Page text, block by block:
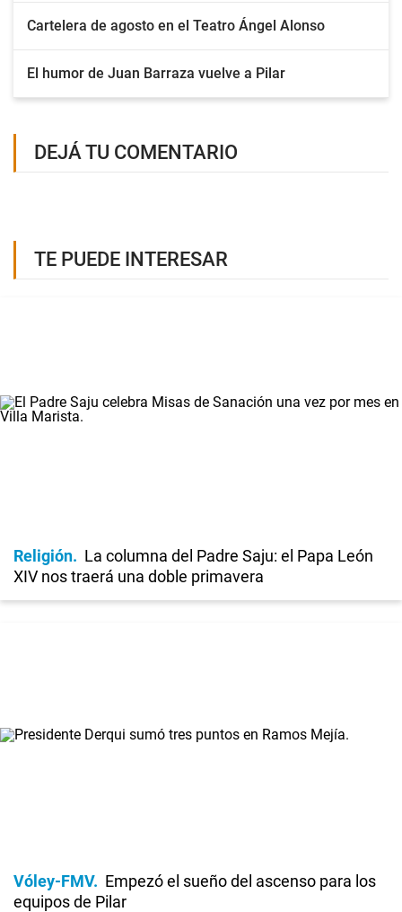
Cartelera de agosto en el Teatro Ángel Alonso
El humor de Juan Barraza vuelve a Pilar
DEJÁ TU COMENTARIO
TE PUEDE INTERESAR
Religión
La columna del Padre Saju: el Papa León
XIV nos traerá una doble primavera
Vóley-FMV
Empezó el sueño del ascenso para los
equipos de Pilar